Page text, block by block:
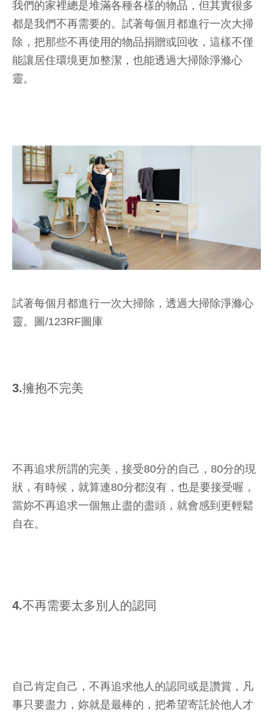
我們的家裡總是堆滿各種各樣的物品，但其實很多
都是我們不再需要的。試著每個月都進行一次大掃
除，把那些不再使用的物品捐贈或回收，這樣不僅
能讓居住環境更加整潔，也能透過大掃除淨滌心
靈。
試著每個月都進行一次大掃除，透過大掃除淨滌心
靈。圖/123RF圖庫
3.擁抱不完美
不再追求所謂的完美，接受80分的自己，80分的現
狀，有時候，就算連80分都沒有，也是要接受喔，
當妳不再追求一個無止盡的盡頭，就會感到更輕鬆
自在。
4.不再需要太多別人的認同
自己肯定自己，不再追求他人的認同或是讚賞，凡
事只要盡力，妳就是最棒的，把希望寄託於他人才